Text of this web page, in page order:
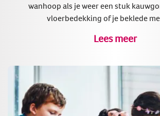
wanhoop als je weer een stuk
vloerbedekking of je beklede
Lees meer